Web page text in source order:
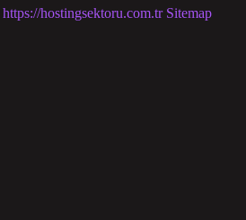
https://hostingsektoru.com.tr Sitemap